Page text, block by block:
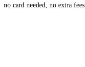
no card needed, no extra fees